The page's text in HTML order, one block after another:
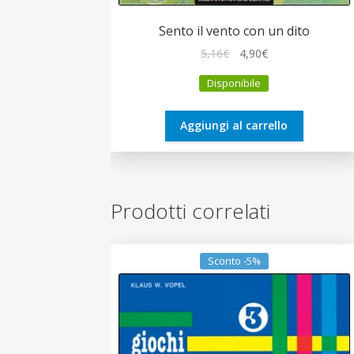
Sento il vento con un dito
5,16€
originale
5,16€.
4,90€Il
attuale
4,90€.
Disponibile
Aggiungi al carrello
Prodotti correlati
Sconto -5%